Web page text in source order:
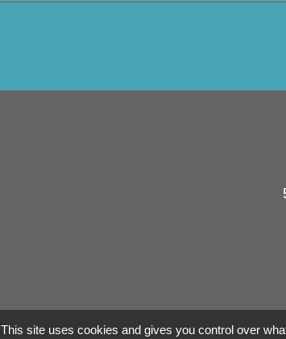
This site uses cookies and gives you control over